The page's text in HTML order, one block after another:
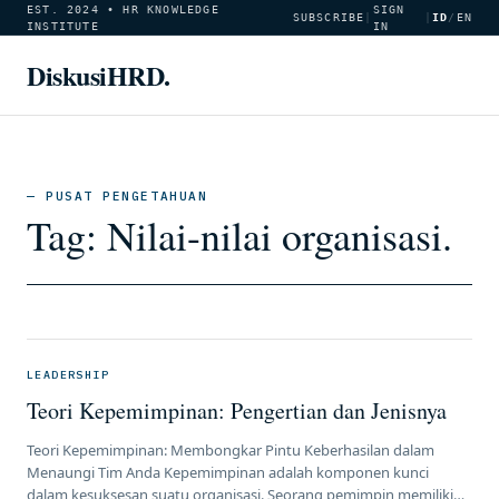
EST. 2024 • HR KNOWLEDGE
INSTITUTE
SUBSCRIBE
SIGN
IN
ID/ EN
DiskusiHRD.
— PUSAT PENGETAHUAN
Tag: Nilai-nilai organisasi.
LEADERSHIP
Teori Kepemimpinan: Pengertian dan Jenisnya
Teori Kepemimpinan: Membongkar Pintu Keberhasilan dalam
Menaungi Tim Anda Kepemimpinan adalah komponen kunci
dalam kesuksesan suatu organisasi. Seorang pemimpin memiliki